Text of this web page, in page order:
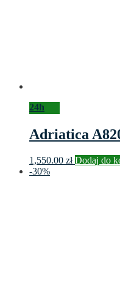
24h
Adriatica
1,550.00 zł Dodaj do
-30%